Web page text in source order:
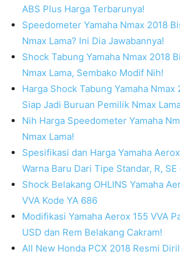
ABS Plus Harga Terbarunya!
Speedometer Yamaha Nmax 2018
Nmax Lama? Ini Dia Jawabannya!
Shock Tabung Yamaha Nmax 2018
Nmax Lama, Sembako Modif Nih!
Harga Shock Tabung Yamaha Nmax
Siap Jadi Buruan Pemilik Nmax
Nih Harga Speedometer Yamaha
Nmax Lama!
Spesifikasi dan Harga Yamaha
Warna Baru Dari Tipe Standar, R, SE
Shock Belakang OHLINS Yamaha
VVA Kode YA 686
Modifikasi Yamaha Aerox 155 VVA
USD dan Rem Belakang Cakram!
All New Honda PCX 2018 Resmi